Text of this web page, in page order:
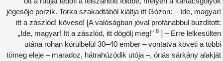
jégesője porzik. Torka szakadtából kiáltja itt Gózon: – Ide,
itt a zászlód! kövesd! [A valóságban jóval profánabbul
„Ide, magyar! Itt a zászlód, itt dögölj meg!”8] – Erre
utána rohan körülbelül 30–40 ember – vontatva követi a
tömeg eleje – maradoz, hátrahúzódik utója –, óriás sárkány